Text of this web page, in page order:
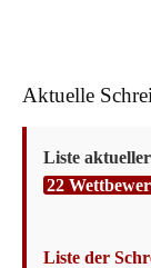
Aktuelle
Liste
22
Liste der